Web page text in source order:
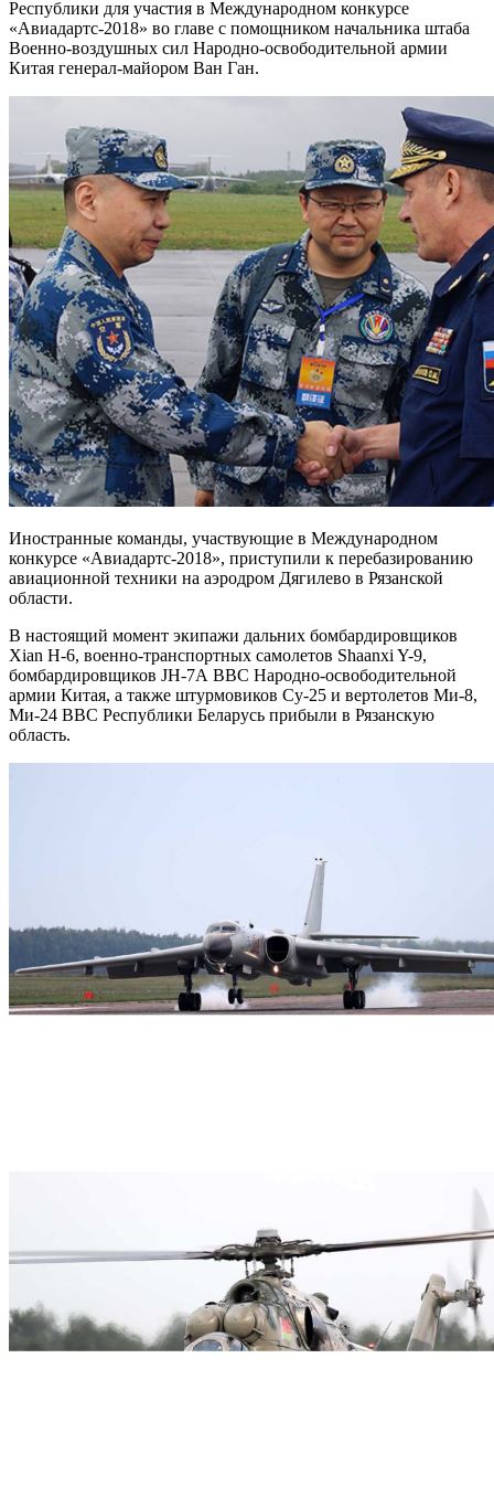
Республики для участия в Международном конкурсе
«Авиадартс-2018» во главе с помощником начальника штаба
Военно-воздушных сил Народно-освободительной армии
Китая генерал-майором Ван Ган.
Иностранные команды, участвующие в Международном
конкурсе «Авиадартс-2018», приступили к перебазированию
авиационной техники на аэродром Дягилево в Рязанской
области.
В настоящий момент экипажи дальних бомбардировщиков
Xian H-6, военно-транспортных самолетов Shaanxi Y-9,
бомбардировщиков JH-7А ВВС Народно-освободительной
армии Китая, а также штурмовиков Су-25 и вертолетов Ми-8,
Ми-24 ВВС Республики Беларусь прибыли в Рязанскую
область.